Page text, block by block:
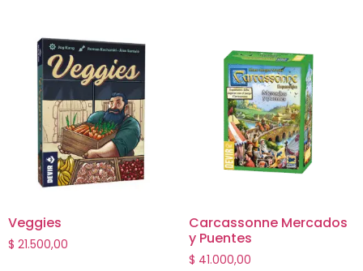
Veggies
$ 21.500,00
Carcassonne Mercados
y Puentes
$ 41.000,00